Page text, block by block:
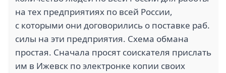
на тех предприятиях по всей России,
с которыми они договорились о поставке раб.
силы на эти предприятия. Схема обмана
простая. Сначала просят соискателя прислать
им в Ижевск по электронке копии своих